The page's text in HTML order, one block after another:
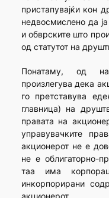
пристапувајќи кон
недвосмислено да
и обврските што
од статутот на
Понатаму, од
произлегува дека
го претставува
главница) на
правата на
управувачките
акционерот не е
не е облигаторно-
таа има
инкорпорирани